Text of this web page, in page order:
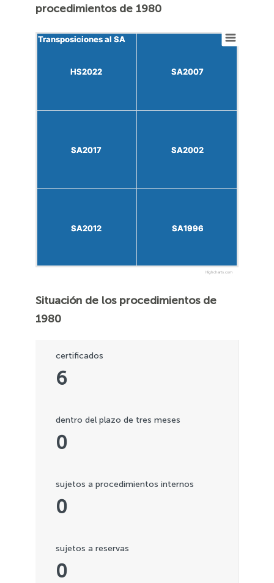
procedimientos de 1980
Transposiciones al SA
Transposiciones al SA
HS2022
HS2022
SA2017
SA2017
SA2012
SA2012
SA2007
SA2007
SA2002
SA2002
SA1996
SA1996
Highcharts.com
Situación de los procedimientos de
1980
6
certificados
0
dentro del plazo de tres meses
0
sujetos a procedimientos internos
0
sujetos a reservas